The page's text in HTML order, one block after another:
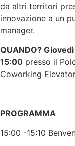
da altri territori
innovazione a un
manager.
QUANDO?
15:00 presso il
Coworking
PROGRAMMA
15:00 -15:10